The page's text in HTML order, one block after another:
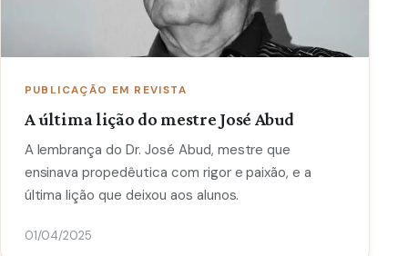
PUBLICAÇÃO EM REVISTA
A última lição do mestre José Abud
A lembrança do Dr. José Abud, mestre que
ensinava propedêutica com rigor e paixão, e a
última lição que deixou aos alunos.
01/04/2025